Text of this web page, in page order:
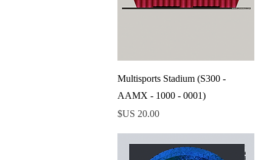
العرض السريع
Multisports Stadium (S300 -
AAMX - 1000 - 0001)
السعر